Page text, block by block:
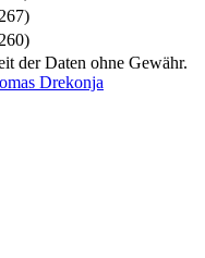
der Daten ohne Gewähr.
Drekonja